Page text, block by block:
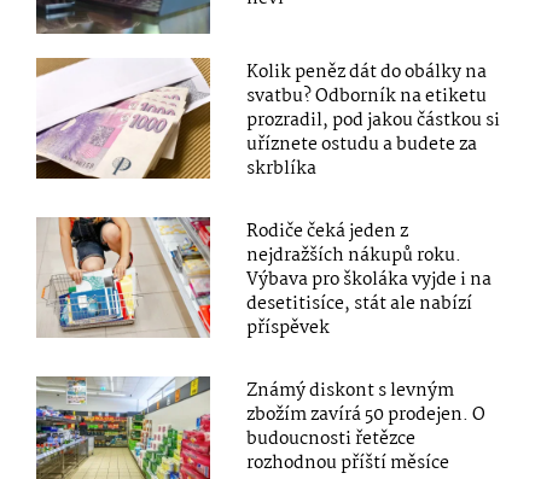
Kolik peněz dát do obálky na
svatbu? Odborník na etiketu
prozradil, pod jakou částkou si
uříznete ostudu a budete za
skrblíka
Rodiče čeká jeden z
nejdražších nákupů roku.
Výbava pro školáka vyjde i na
desetitisíce, stát ale nabízí
příspěvek
Známý diskont s levným
zbožím zavírá 50 prodejen. O
budoucnosti řetězce
rozhodnou příští měsíce